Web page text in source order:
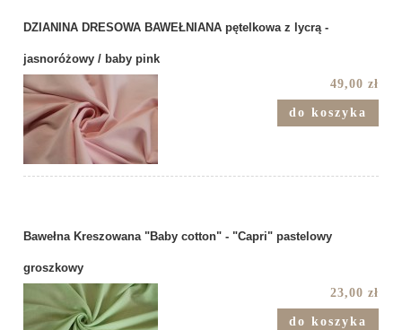
DZIANINA DRESOWA BAWEŁNIANA pętelkowa z lycrą -
jasnoróżowy / baby pink
49,00 zł
do koszyka
Bawełna Kreszowana "Baby cotton" - "Capri" pastelowy
groszkowy
23,00 zł
do koszyka